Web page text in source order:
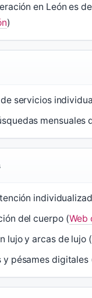
en León es
)
servicios
mensuales
del cuerpo (Web
lujo y arcas de lujo
pésames